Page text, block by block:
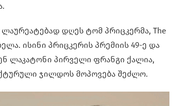
დღეს ტომ პრიცკერმა, The
ისინი პრიცკერის პრემიის 49-ე და
ლაკატონი პირველი ფრანგი ქალია,
ჯილდოს მოპოვება შეძლო.